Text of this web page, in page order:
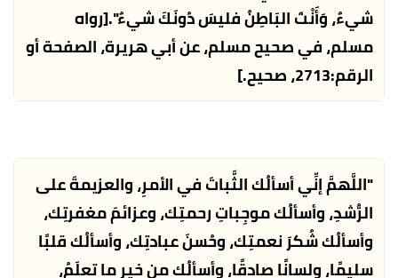
شيءٌ، وَأَنْتَ البَاطِنُ فليسَ دُونَكَ شيءٌ".[رواه
مسلم، في صحيح مسلم، عن أبي هريرة، الصفحة أو
الرقم:2713، صحيح.]
"اللَّهمَّ إنِّي أسألُك الثَّباتَ في الأمرِ، والعزيمةَ على
الرُّشدِ، وأسألُك موجِباتِ رحمتِك، وعزائمَ مغفرتِك،
وأسألُك شُكرَ نعمتِك، وحُسنَ عبادتِك، وأسألُك قلبًا
سليمًا، ولسانًا صادقًا، وأسألُك من خيرِ ما تعلَمُ،